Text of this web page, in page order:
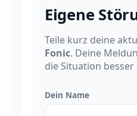
Eigene
Teile kurz deine
Fonic. Deine
die Situation
Dein Name